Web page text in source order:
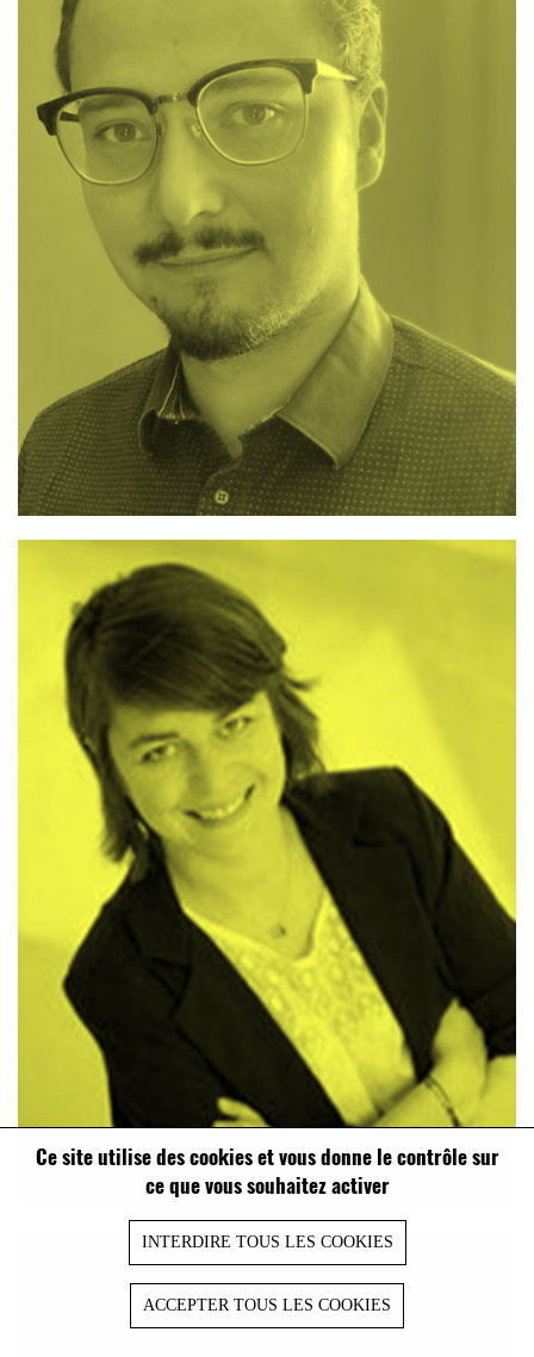
Ce site utilise des cookies et vous donne le contrôle sur
ce que vous souhaitez activer
INTERDIRE TOUS LES COOKIES
ACCEPTER TOUS LES COOKIES